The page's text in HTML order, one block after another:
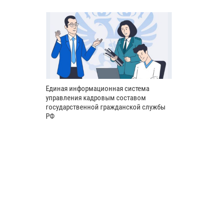
Единая информационная система
управления кадровым составом
государственной гражданской службы
РФ